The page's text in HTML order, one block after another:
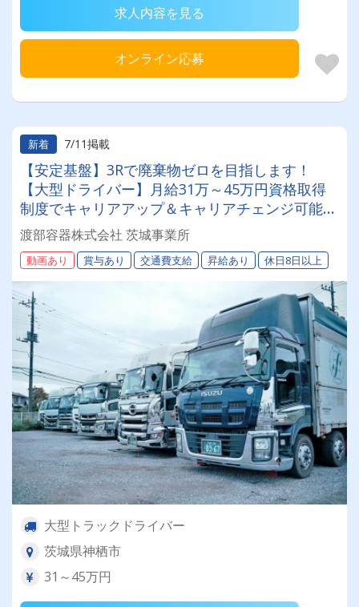
求人内容を見る
オンライン応募
新着 7/11掲載
【安定基盤】3Rで廃棄物ゼロを目指します！
【大型ドライバー】月給31万～45万円資格取得
制度でキャリアアップ＆キャリアチェンジ可能
◎★土日休み★年間休日114日★大型連休あり★
＃賞与あり＃未経験者歓迎＃1日体験OK
渡部容器株式会社 茨城事業所
動画あり 賞与あり 交通費支給 昇給あり 休日8日以上
大型トラックドライバー
茨城県神栖市
31～45万円